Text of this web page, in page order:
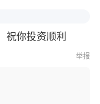
祝你投资顺利
举报